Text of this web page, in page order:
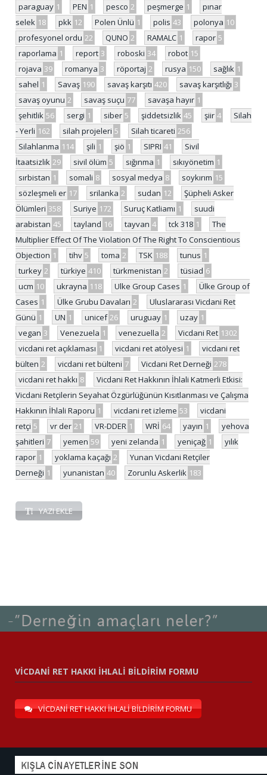
paraguay 1 PEN 1 pesco 2 peşmerge 1
pınar
selek 18 pkk 12 Polen Ünlü 1 polis 43 polonya 10
profesyonel ordu 22 QUNO 2 RAMALC 1 rapor 5
raporlama 1 report 3 roboski 34 robot 15
rojava 39 romanya 3 röportaj 2 rusya 150 sağlık 1
sahel 1 Savaş 190 savaş karşıtı 420 savaş karşıtlığı 3
savaş oyunu 2 savaş suçu 77 savaşa hayır 1
şehitlik 56 sergi 1 siber 5 şiddetsizlik 45 şiir 4
Silah
- Yerli 162 silah projeleri 5 Silah ticareti 256
Silahlanma 114 şili 1 şiö 1 SIPRI 41
Sivil
İtaatsizlik 29 sivil ölüm 5 sığınma 1 sıkıyönetim 1
sırbistan 1 somali 8 sosyal medya 8 soykırım 15
sözleşmeli er 17 srilanka 2 sudan 12
Şüpheli Asker
Ölümleri 358 Suriye 172 Suruç Katliamı 1
suudi
arabistan 45 tayland 16 tayvan 4 tck 318 1
The
Multiplier Effect Of The Violation Of The Right To Conscientious
Objection 1 tihv 5 toma 2 TSK 188 tunus 1
turkey 2 türkiye 410 türkmenistan 2 tüsiad 6
ucm 10 ukrayna 118 Ulke Group Cases 1
Ülke Group of
Cases 1 Ülke Grubu Davaları 2
Uluslararası Vicdani Ret
Günü 1 UN 1 unicef 26 uruguay 1 uzay 1
vegan 3 Venezuela 1 venezuella 2 Vicdani Ret 1302
vicdani ret açıklaması 1 vicdani ret atölyesi 1
vicdani ret
bülten 2 vicdani ret bülteni 7 Vicdani Ret Derneği 278
vicdani ret hakkı 8
Vicdani Ret Hakkının İhlali Katmerli Etkisi:
Vicdani Retçilerin Seyahat Özgürlüğünün Kısıtlanması ve Çalışma
Hakkının İhlali Raporu 1 vicdani ret izleme 53
vicdani
retçi 5 vr der 21 VR-DDER 1 WRİ 64 yayın 1
yehova
şahitleri 7 yemen 59 yeni zelanda 1 yeniçağ 1
yılık
rapor 1 yoklama kaçağı 2
Yunan Vicdani Retçiler
Derneği 1 yunanistan 40 Zorunlu Askerlik 183
YAZI EKLE
VİCDANİ RET HAKKI İHLALİ BİLDİRİM FORMU
VİCDANİ RET HAKKI İHLALİ BİLDİRİM FORMU